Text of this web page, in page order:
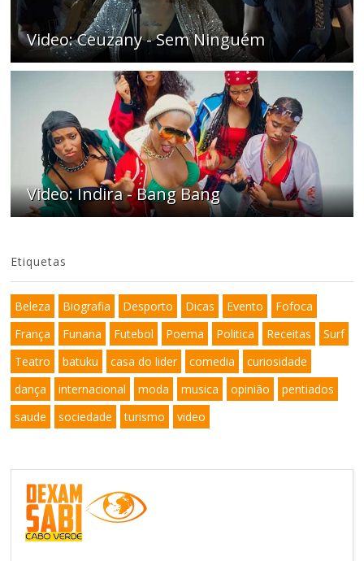
Video: Ceuzany - Sem Ninguém
Video: Indira - Bang Bang
Etiquetas
Beleza Biografia Desporto Dicas Evento
Fofoca
França
Funana Futebol Poema Politica Receitas
Surf
Teatro
batuku casa do lider comedia
curiosidade
dança
internacional moda musica opinião
pentiados
saude
sociedade turismo video